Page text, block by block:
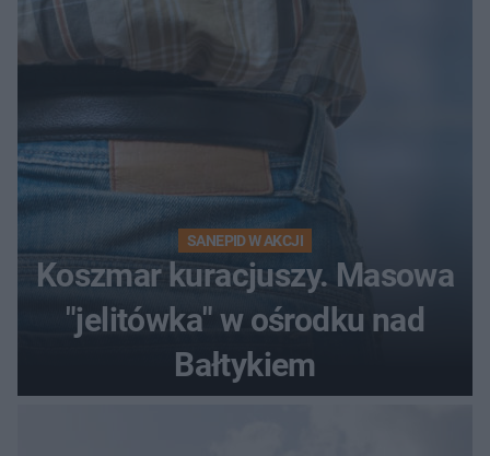
SANEPID W AKCJI
Koszmar kuracjuszy. Masowa
"jelitówka" w ośrodku nad
Bałtykiem